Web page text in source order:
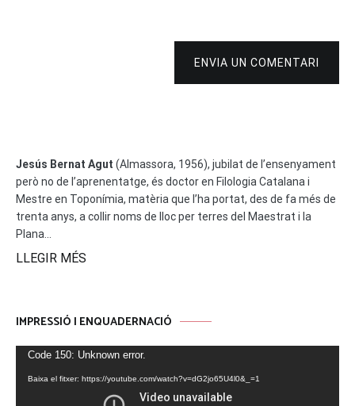
ENVIA UN COMENTARI
Jesús Bernat Agut (Almassora, 1956), jubilat de l’ensenyament
però no de l’aprenentatge, és doctor en Filologia Catalana i
Mestre en Toponímia, matèria que l’ha portat, des de fa més de
trenta anys, a collir noms de lloc per terres del Maestrat i la
Plana...
LLEGIR MÉS
IMPRESSIÓ I ENQUADERNACIÓ
Reproductor
vídeo
Code 150: Unknown error.
Baixa el fitxer: https://youtube.com/watch?v=dG2jo65U4l0&_=1